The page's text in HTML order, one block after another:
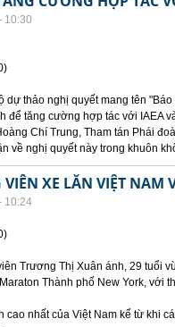
10:30
dự thảo nghị quyết mang tên
để tăng cường hợp tác với IAEA
Chí Trung, Tham tán Phái
về nghị quyết này trong khuôn
XE LĂN VIỆT NAM
10:24
Trương Thị Xuân ánh, 29 tuổi
Thành phố New York, với
cao nhất của Việt Nam kể từ khi